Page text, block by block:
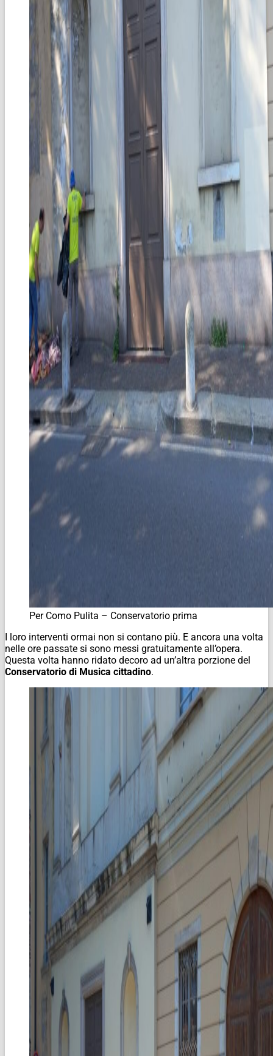
Per Como Pulita – Conservatorio prima
I loro interventi ormai non si contano più. E ancora una volta
nelle ore passate si sono messi gratuitamente all’opera.
Questa volta hanno ridato decoro ad un’altra porzione del
Conservatorio di Musica cittadino.